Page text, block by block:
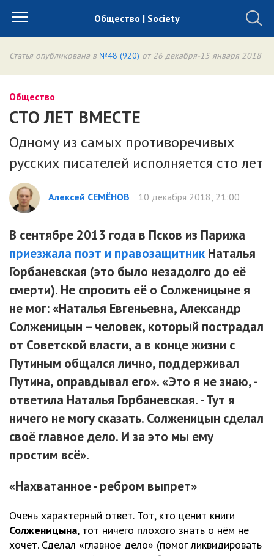
Общество | Society
Статья опубликована в №48 (920) от 26 декабря-15 января 2018
Общество
СТО ЛЕТ ВМЕСТЕ
Одному из самых противоречивых
русских писателей исполняется сто лет
Алексей СЕМЁНОВ 10 декабря 2018, 21:00
В сентябре 2013 года в Псков из Парижа
приезжала поэт и правозащитник Наталья
Горбаневская (это было незадолго до её
смерти). Не спросить её о Солженицыне я
не мог: «Наталья Евгеньевна, Александр
Солженицын – человек, который пострадал
от Советской власти, а в конце жизни с
Путиным общался лично, поддерживал
Путина, оправдывал его». «Это я не знаю, -
ответила Наталья Горбаневская. - Тут я
ничего не могу сказать. Солженицын сделал
своё главное дело. И за это мы ему
простим всё».
«Нахватанное - ребром выпрет»
Очень характерный ответ. Тот, кто ценит книги
Солженицына, тот ничего плохого знать о нём не
хочет. Сделал «главное дело» (помог ликвидировать